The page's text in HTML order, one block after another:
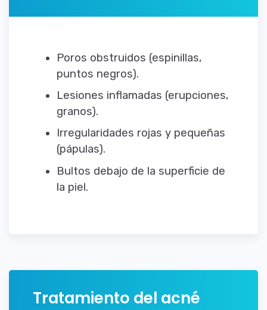
Poros obstruidos (espinillas,
puntos negros).
Lesiones inflamadas (erupciones,
granos).
Irregularidades rojas y pequeñas
(pápulas).
Bultos debajo de la superficie de
la piel.
Tratamiento del acné